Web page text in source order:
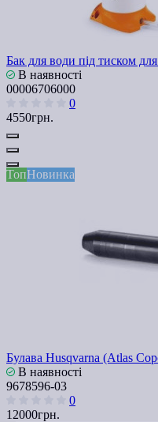
Бак для води під тиском
В наявності
00006706000
0
4550грн.
ТопНовинка
Булава Husqvarna (Atlas
В наявності
9678596-03
0
12000грн.